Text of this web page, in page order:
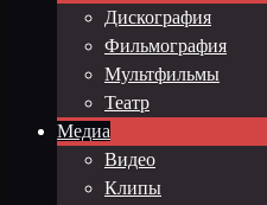
Дискография
Фильмография
Мультфильмы
Театр
Медиа
Видео
Клипы